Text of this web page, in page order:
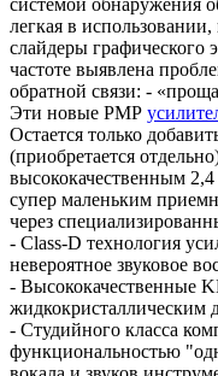
легкая в
слайдеры графического
частоте выявлена
обратной связи: -
Эти новые РМР
Остается только
(приобретается
высококачественным
супер маленьким
через
- Class-D технология
невероятное звуковое
- Высококачественные
жидкокристаллическим
- Студийного класса
функциональностью